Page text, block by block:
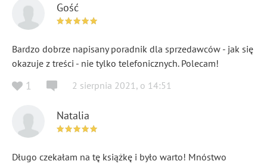
Gość
Bardzo dobrze napisany poradnik dla sprzedawców - jak się
okazuje z treści - nie tylko telefonicznych. Polecam!
1 2 sierpnia 2021 , o 14:51
Natalia
Długo czekałam na tę książkę i było warto! Mnóstwo